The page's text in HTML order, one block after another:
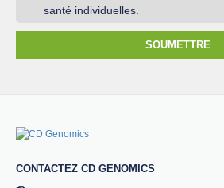
santé individuelles.
SOUMETTRE
CONTACTEZ CD GENOMICS